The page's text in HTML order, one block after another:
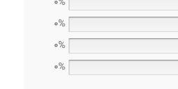
0%
0%
0%